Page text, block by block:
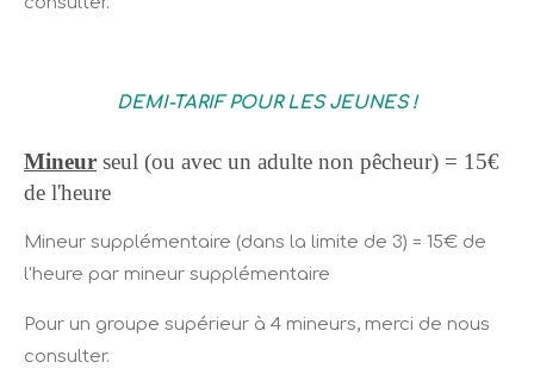
DEMI-TARIF POUR LES JEUNES !
Mineur seul (ou avec un adulte non pêcheur) = 15€
de l'heure
Mineur supplémentaire (dans la limite de 3) = 15€ de
l'heure par mineur supplémentaire
Pour un groupe supérieur à 4 mineurs, merci de nous
consulter.